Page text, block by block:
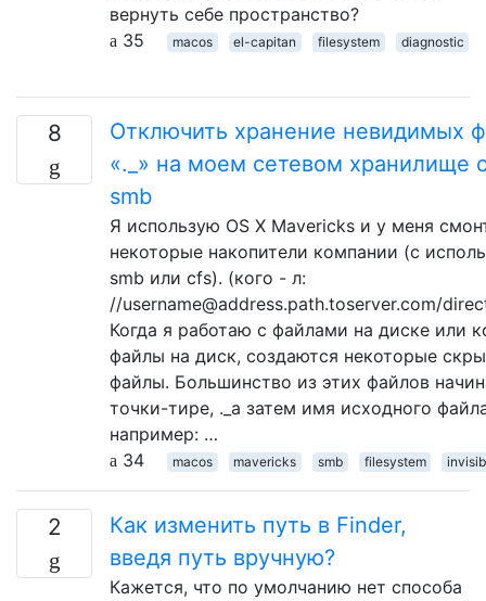
вернуть себе пространство?
35
macos el-capitan filesystem diagnostic
8
Отключить хранение невидимых
«._» на моем сетевом хранилище
smb
Я использую OS X Mavericks и у меня
некоторые накопители компании (с
smb или cfs). (кого - л:
//username@address.path.toserver.com/
Когда я работаю с файлами на диске или
файлы на диск, создаются некоторые
файлы. Большинство из этих файлов
точки-тире, ._а затем имя исходного
например: …
34
macos mavericks smb filesystem
2
Как изменить путь в Finder,
введя путь вручную?
Кажется, что по умолчанию нет способа